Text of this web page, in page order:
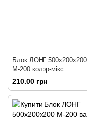
Блок ЛОНГ 500х200х200
М-200 колор-мікс
210.00 грн